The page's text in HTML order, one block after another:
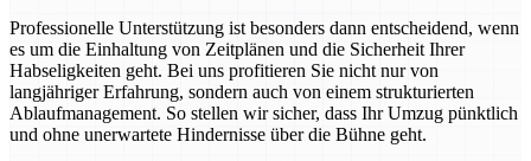
Professionelle Unterstützung ist besonders dann entscheidend, wenn
es um die Einhaltung von Zeitplänen und die Sicherheit Ihrer
Habseligkeiten geht. Bei uns profitieren Sie nicht nur von
langjähriger Erfahrung, sondern auch von einem strukturierten
Ablaufmanagement. So stellen wir sicher, dass Ihr Umzug pünktlich
und ohne unerwartete Hindernisse über die Bühne geht.